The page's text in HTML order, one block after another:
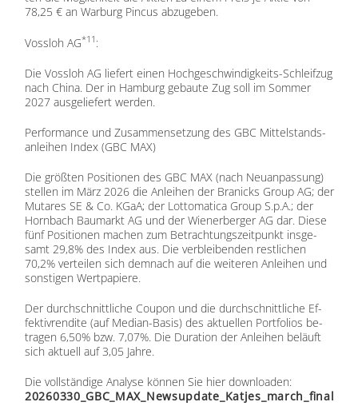
78,25 € an War­burg Pin­cus ab­zu­ge­ben.
Voss­loh AG*11 :
Die Voss­loh AG lie­fert ei­nen Hoch­ge­schwin­dig­keits-Schleif­zug
nach Chi­na. Der in Ham­burg ge­bau­te Zug soll im Som­mer
2027 aus­ge­lie­fert wer­den.
Per­for­mance und Zu­sam­men­set­zung des GBC Mit­tel­stands­
an­lei­hen In­dex (GBC MAX)
Die größ­ten Po­si­tio­nen des GBC MAX (nach Neu­an­pas­sung)
stel­len im März 2026 die An­lei­hen der Bra­nicks Group AG; der
Mu­t­a­res SE & Co. KGaA; der Lot­to­ma­ti­ca Group S.p.A.; der
Horn­bach Bau­markt AG und der Wie­ner­ber­ger AG dar. Die­se
fünf Po­si­tio­nen ma­chen zum Be­trach­tungs­zeit­punkt ins­ge­
samt 29,8% des In­dex aus. Die ver­blei­ben­den rest­li­chen
70,2% ver­tei­len sich dem­nach auf die wei­te­ren An­lei­hen und
sons­ti­gen Wert­pa­pie­re.
Der durch­schnitt­li­che Cou­pon und die durch­schnitt­li­che Ef­
fek­tiv­ren­di­te (auf Me­di­an-Ba­sis) des ak­tu­el­len Port­fo­li­os be­
tra­gen 6,50% bzw. 7,07%. Die Du­ra­ti­on der An­lei­hen be­läuft
sich ak­tu­ell auf 3,05 Jah­re.
Die voll­stän­di­ge Ana­ly­se kön­nen Sie hier down­loa­den:
20260330_GBC_MAX_Newsupdate_Katjes_march_final